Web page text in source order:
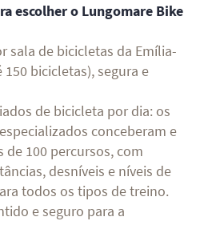
escolher o Lungomare Bike
sala de bicicletas da Emília-
150 bicicletas), segura e
de bicicleta por dia: os
conceberam e
de 100 percursos, com
desníveis e níveis de
todos os tipos de treino.
e seguro para a